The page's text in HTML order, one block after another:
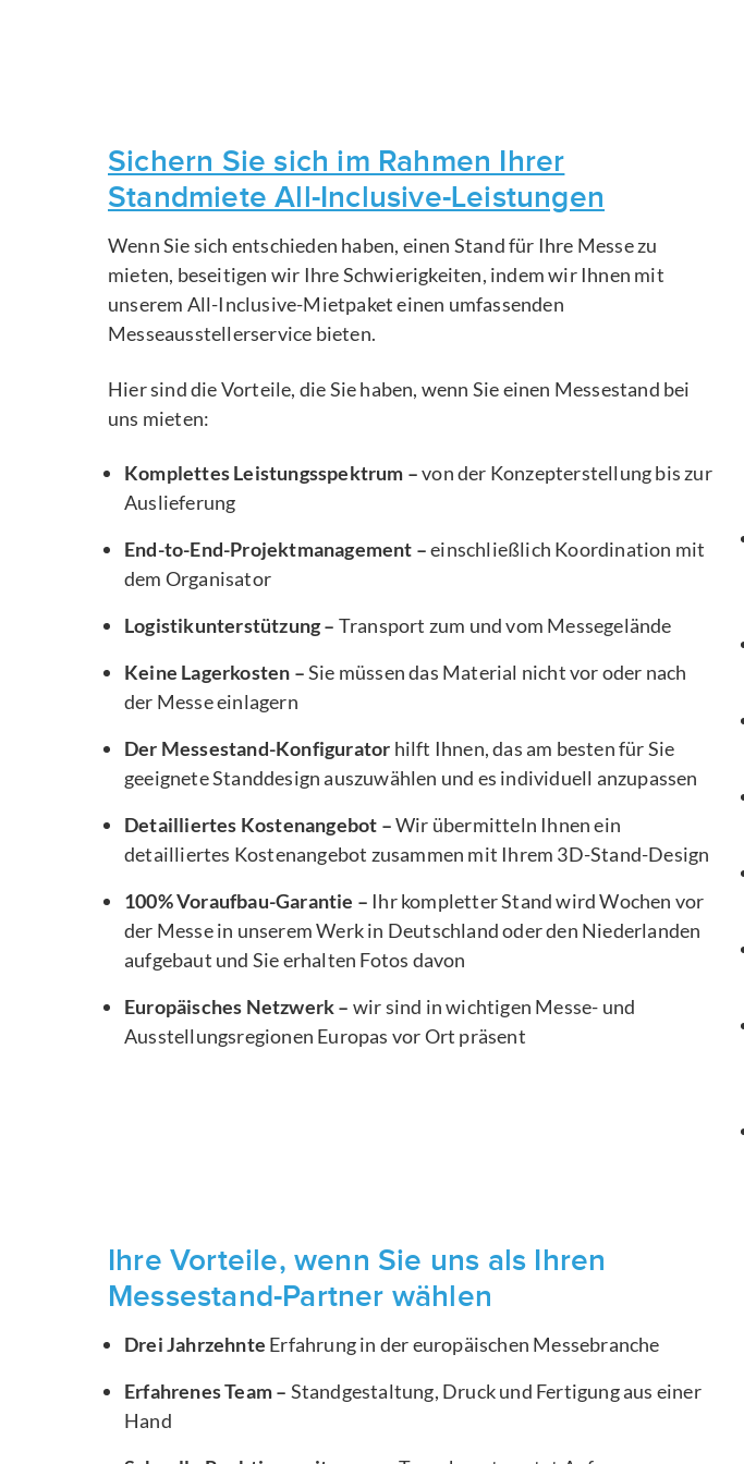
Sichern Sie sich im Rahmen Ihrer
Standmiete All-Inclusive-Leistungen
Wenn Sie sich entschieden haben, einen Stand für Ihre Messe zu
mieten, beseitigen wir Ihre Schwierigkeiten, indem wir Ihnen mit
unserem All-Inclusive-Mietpaket einen umfassenden
Messeausstellerservice bieten.
Hier sind die Vorteile, die Sie haben, wenn Sie einen Messestand bei
uns mieten:
Komplettes Leistungsspektrum –von der Konzepterstellung bis zur
Auslieferung
End-to-End-Projektmanagement –einschließlich Koordination mit
dem Organisator
Logistikunterstützung – Transport zum und vom Messegelände
Keine Lagerkosten –Sie müssen das Material nicht vor oder nach
der Messe einlagern
Der Messestand-Konfigurator hilft Ihnen, das am besten für Sie
geeignete Standdesign auszuwählen und es individuell anzupassen
Detailliertes Kostenangebot –Wir übermitteln Ihnen ein
detailliertes Kostenangebot zusammen mit Ihrem 3D-Stand-Design
100% Voraufbau-Garantie – Ihr kompletter Stand wird Wochen vor
der Messe in unserem Werk in Deutschland oder den Niederlanden
aufgebaut und Sie erhalten Fotos davon
Europäisches Netzwerk – wir sind in wichtigen Messe- und
Ausstellungsregionen Europas vor Ort präsent
Ihre Vorteile, wenn Sie uns als Ihren
Messestand-Partner wählen
Drei Jahrzehnte Erfahrung in der europäischen Messebranche
Erfahrenes Team – Standgestaltung, Druck und Fertigung aus einer
Hand